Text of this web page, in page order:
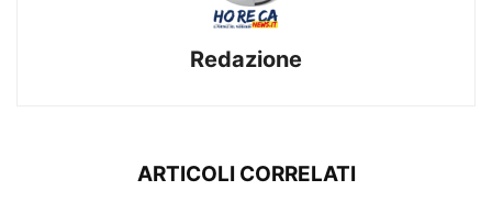
Redazione
ARTICOLI CORRELATI